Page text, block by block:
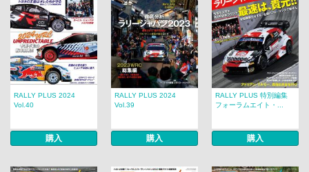
RALLY PLUS 2024
Vol.40
購入
RALLY PLUS 2024
Vol.39
購入
RALLY PLUS 特別編集
フォーラムエイト・...
購入